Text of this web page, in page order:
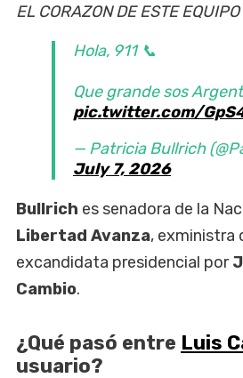
EL CORAZON DE ESTE
Hola, 911 📞
Que grande sos
pic.twitter.com/
— Patricia Bullrich
July 7, 2026
Bullrich es senadora de la
Libertad Avanza, exministra
excandidata presidencial por
Cambio.
¿Qué pasó entre Luis
usuario?